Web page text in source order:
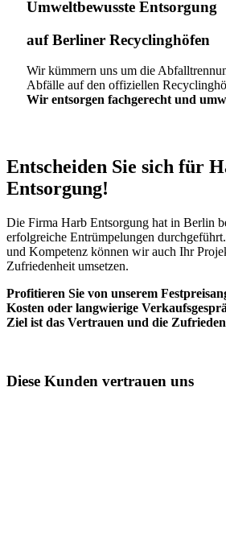
Umweltbewusste Entsorgung
auf Berliner Recyclinghöfen​
Wir kümmern uns um die
Abfälle auf den offiziellen
Wir entsorgen fachgerecht und
Entscheiden Sie sich für
Entsorgung!​
Die Firma Harb Entsorgung hat in Berlin
erfolgreiche Entrümpelungen
und Kompetenz können wir auch Ihr
Zufriedenheit umsetzen.
Profitieren Sie von unserem
Kosten oder langwierige
Ziel ist das Vertrauen und die
Diese Kunden vertrauen uns